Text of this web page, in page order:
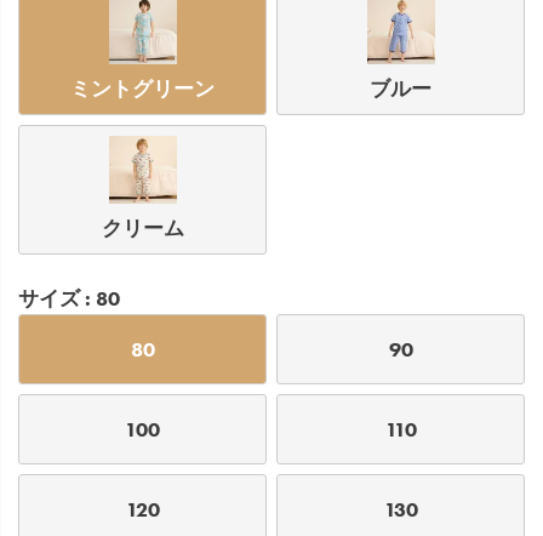
ミントグリーン ブルー
クリーム
サイズ 80
80 90
100 110
120 130